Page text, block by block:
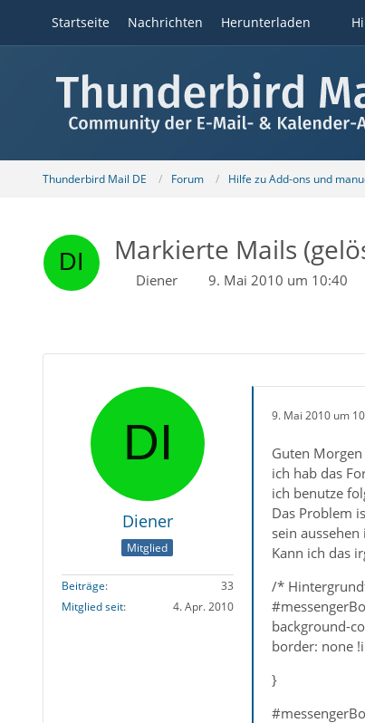
Startseite Nachrichten Herunterladen
Thunderbird Mail DE Forum Hilfe zu Add-ons und
Markierte Mails
Diener 9. Mai 2010 um 10:40
Diener
Mitglied
Beiträge
33
Mitglied seit
4. Apr. 2010
9. Mai 2010 um
Guten
ich hab das
ich benutze
Das Problem
sein
Kann ich das
/*
background-
border: none
}